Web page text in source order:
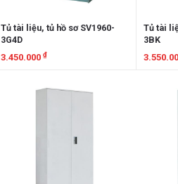
Tủ tài liệu, tủ hồ sơ SV1960-
3G4D
3.450.000 ₫
Tủ tài
3BK